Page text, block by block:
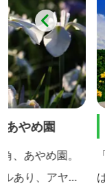
園
園。
ヤメ
世界
「広い湿
は、栗駒